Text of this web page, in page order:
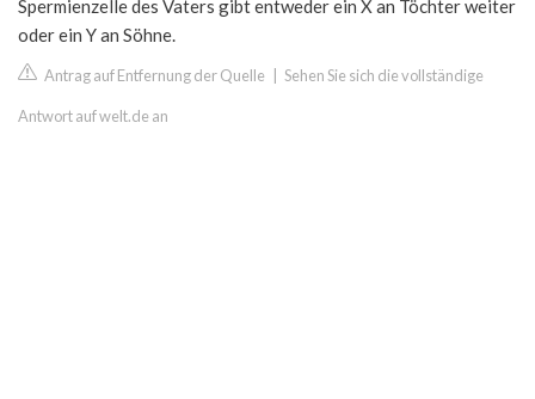
Spermienzelle des Vaters gibt entweder ein X an Töchter weiter
oder ein Y an Söhne.
Antrag auf Entfernung der Quelle Sehen Sie sich die vollständige
Antwort auf welt.de an